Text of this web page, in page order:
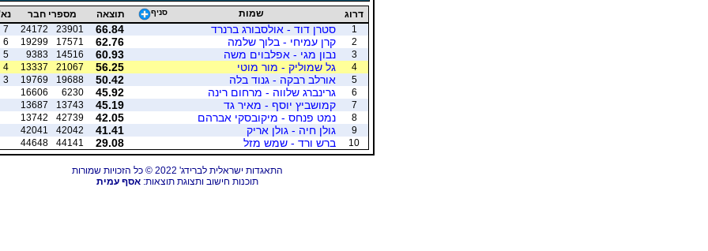
דרוג שמות סניף תוצאה מספרי חבר
1
סטרן דוד - אולסבורג ברנרד 66.84
23901
24172
7
2
קרן עמיחי - בלוך שלמה 62.76
17571
19299
6
3
נבון מגי - אפלבוים משה 60.93
14516
9383
5
4
גל שמוליק - מור מוטי 56.25
21067
13337
4
5
אורלב רבקה - גנוד בלה 50.42
19688
19769
3
6
גרינברג שלווה - מרחום רינה 45.92
6230
16606
7
קמושביץ יוסף - מאיר גד 45.19
13743
13687
8
נמט פנחס - מיקובסקי אברהם 42.05
42739
13742
9
גולן חיה - גולן אריק 41.41
42042
42041
10
ברש ורד - שמש מזל 29.08
44141
44648
התאגדות ישראלית לברידג' 2022 © כל הזכויות שמורות
תוכנות חישוב ותצוגת תוצאות:אסף עמית